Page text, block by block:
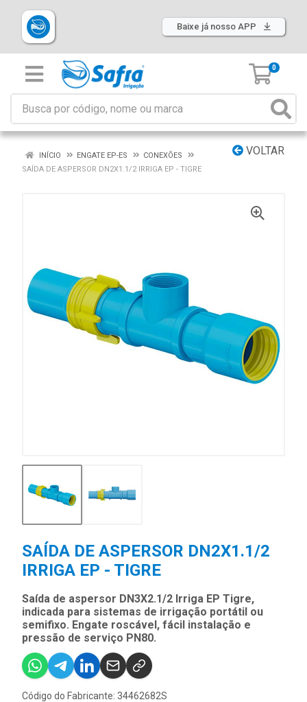
Baixe já nosso APP
0
VOLTAR
INÍCIO ENGATE EP-ES
CONEXÕES
SAÍDA DE ASPERSOR DN2X1.1/2 IRRIGA EP - TIGRE
SAÍDA DE ASPERSOR DN2X1.1/2
IRRIGA EP - TIGRE
Saída de aspersor DN3X2.1/2 Irriga EP Tigre,
indicada para sistemas de irrigação portátil ou
semifixo. Engate roscável, fácil instalação e
pressão de serviço PN80.
Código do Fabricante: 34462682S